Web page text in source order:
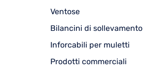
Ventose
Bilancini di sollevamento
Inforcabili per muletti
Prodotti commerciali